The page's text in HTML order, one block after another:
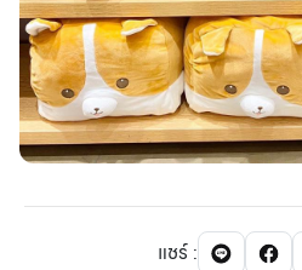
แชร์: